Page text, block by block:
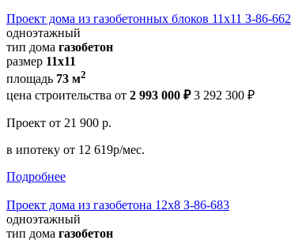
Проект дома из газобетонных блоков 11х11 З-86-662
одноэтажный
тип дома газобетон
размер 11x11
площадь 73 м2
цена строительства от 2 993 000 ₽ 3 292 300 ₽
Проект от 21 900 р.
в ипотеку от 12 619р/мес.
Подробнее
Проект дома из газобетона 12х8 З-86-683
одноэтажный
тип дома газобетон